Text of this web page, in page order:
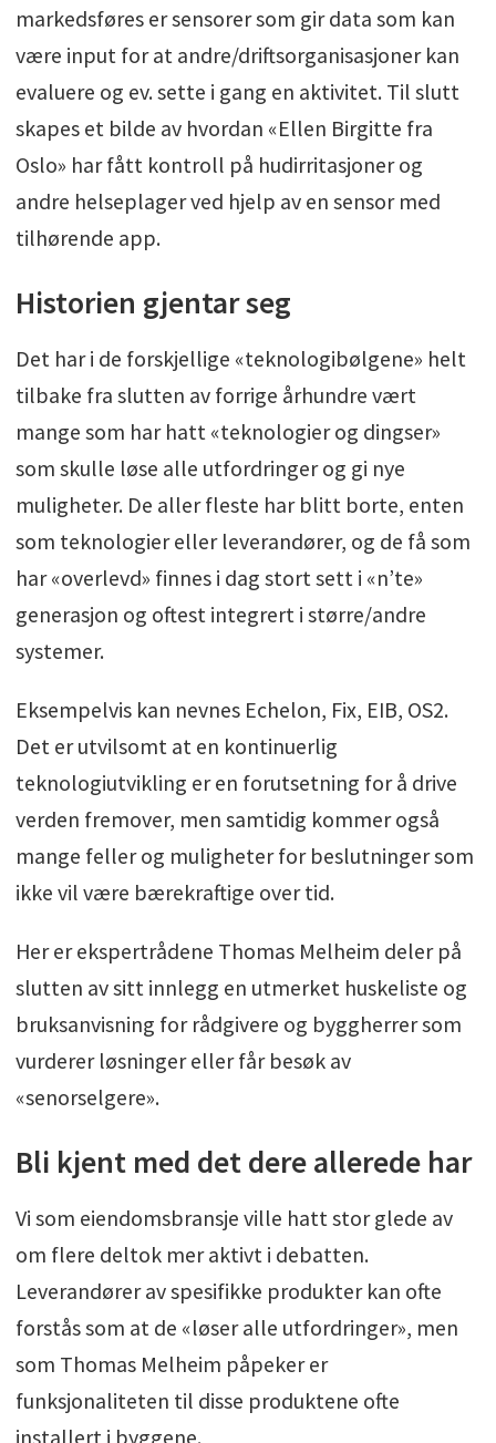
markedsføres er sensorer som gir data som kan
være input for at andre/driftsorganisasjoner kan
evaluere og ev. sette i gang en aktivitet. Til slutt
skapes et bilde av hvordan «Ellen Birgitte fra
Oslo» har fått kontroll på hudirritasjoner og
andre helseplager ved hjelp av en sensor med
tilhørende app.
Historien gjentar seg
Det har i de forskjellige «teknologibølgene» helt
tilbake fra slutten av forrige århundre vært
mange som har hatt «teknologier og dingser»
som skulle løse alle utfordringer og gi nye
muligheter. De aller fleste har blitt borte, enten
som teknologier eller leverandører, og de få som
har «overlevd» finnes i dag stort sett i «n’te»
generasjon og oftest integrert i større/andre
systemer.
Eksempelvis kan nevnes Echelon, Fix, EIB, OS2.
Det er utvilsomt at en kontinuerlig
teknologiutvikling er en forutsetning for å drive
verden fremover, men samtidig kommer også
mange feller og muligheter for beslutninger som
ikke vil være bærekraftige over tid.
Her er ekspertrådene Thomas Melheim deler på
slutten av sitt innlegg en utmerket huskeliste og
bruksanvisning for rådgivere og byggherrer som
vurderer løsninger eller får besøk av
«senorselgere».
Bli kjent med det dere allerede har
Vi som eiendomsbransje ville hatt stor glede av
om flere deltok mer aktivt i debatten.
Leverandører av spesifikke produkter kan ofte
forstås som at de «løser alle utfordringer», men
som Thomas Melheim påpeker er
funksjonaliteten til disse produktene ofte
installert i byggene.